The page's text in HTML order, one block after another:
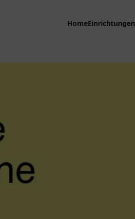
HomeEinrichtungen